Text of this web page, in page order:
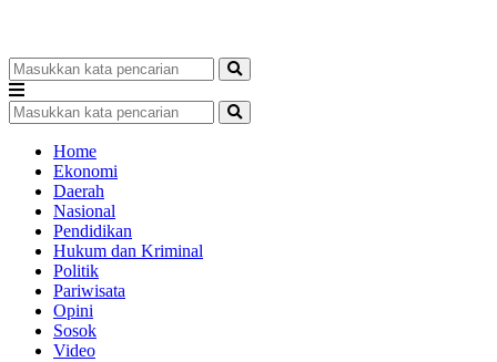
Home
Ekonomi
Daerah
Nasional
Pendidikan
Hukum dan Kriminal
Politik
Pariwisata
Opini
Sosok
Video